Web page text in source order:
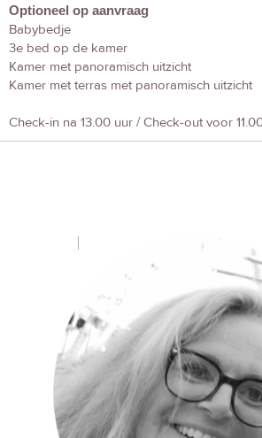
Optioneel op aanvraag
Babybedje
3e bed op de kamer
Kamer met panoramisch uitzicht
Kamer met terras met panoramisch uitzicht
Check-in na 13.00 uur / Check-out voor